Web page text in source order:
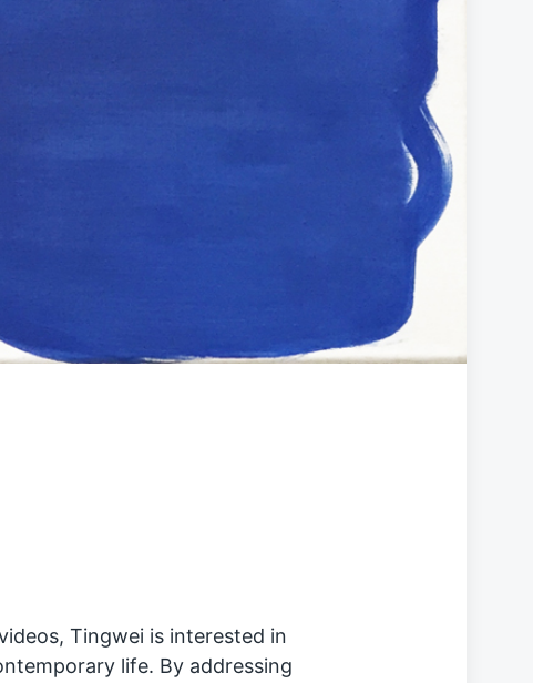
Tingwei is interested in
life. By addressing